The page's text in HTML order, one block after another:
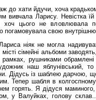
до хати йдучи, хоча
вивчала Ларису. Невістка
хоч цього не
погамовувала свою
ніяк не могла
сімейні альбоми
рамках, рушниками
наш яблунівський,
Дідусь із шаблею дарчою,
Тепер шабля в
горять. Я дідуся
у Валуйках, голову